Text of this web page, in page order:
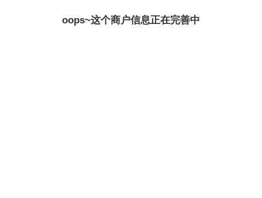
oops~这个商户信息正在完善中